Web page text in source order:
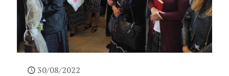
30/08/2022